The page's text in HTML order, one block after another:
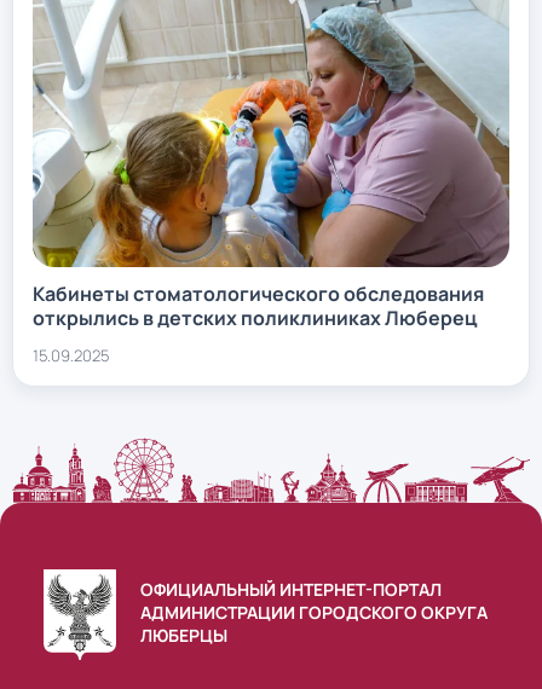
Кабинеты стоматологического обследования
открылись в детских поликлиниках Люберец
15.09.2025
ОФИЦИАЛЬНЫЙ ИНТЕРНЕТ-ПОРТАЛ
АДМИНИСТРАЦИИ ГОРОДСКОГО ОКРУГА
ЛЮБЕРЦЫ